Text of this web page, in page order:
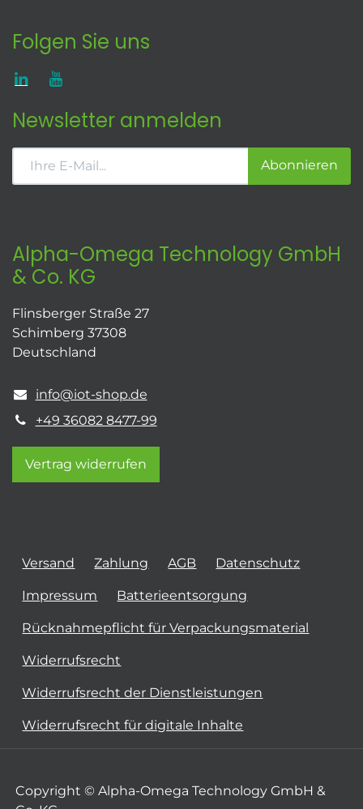
Folgen Sie uns
Newsletter anmelden
Abonnieren
Alpha-Omega Technology GmbH
& Co. KG
Flinsberger Straße 27
Schimberg 37308
Deutschland
info@iot-shop.de
+49 36082 8477-99
Vertrag widerrufen
Versand Zahlung AGB Datenschutz
Impressum Batterieentsorgung
Rücknahmepflicht für Verpackungsmaterial
Widerrufsrecht
Widerrufsrecht der Dienstleistungen
Widerrufsrecht für digitale Inhalte
Copyright © Alpha-Omega Technology GmbH &